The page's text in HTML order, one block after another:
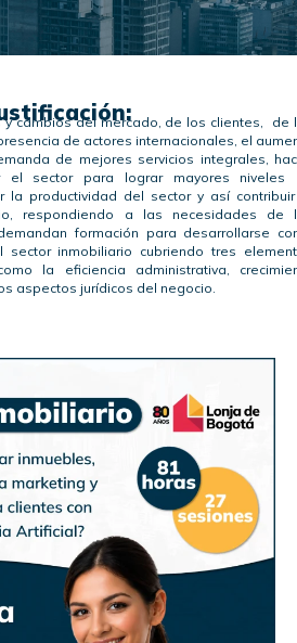
y cambios del mercado, de los clientes, de
de actores internacionales, el
de mejores servicios integrales,
el sector para lograr mayores niveles
la productividad del sector y así
respondiendo a las necesidades de
formación para desarrollarse
sector inmobiliario cubriendo tres
la eficiencia administrativa,
aspectos jurídicos del negocio.